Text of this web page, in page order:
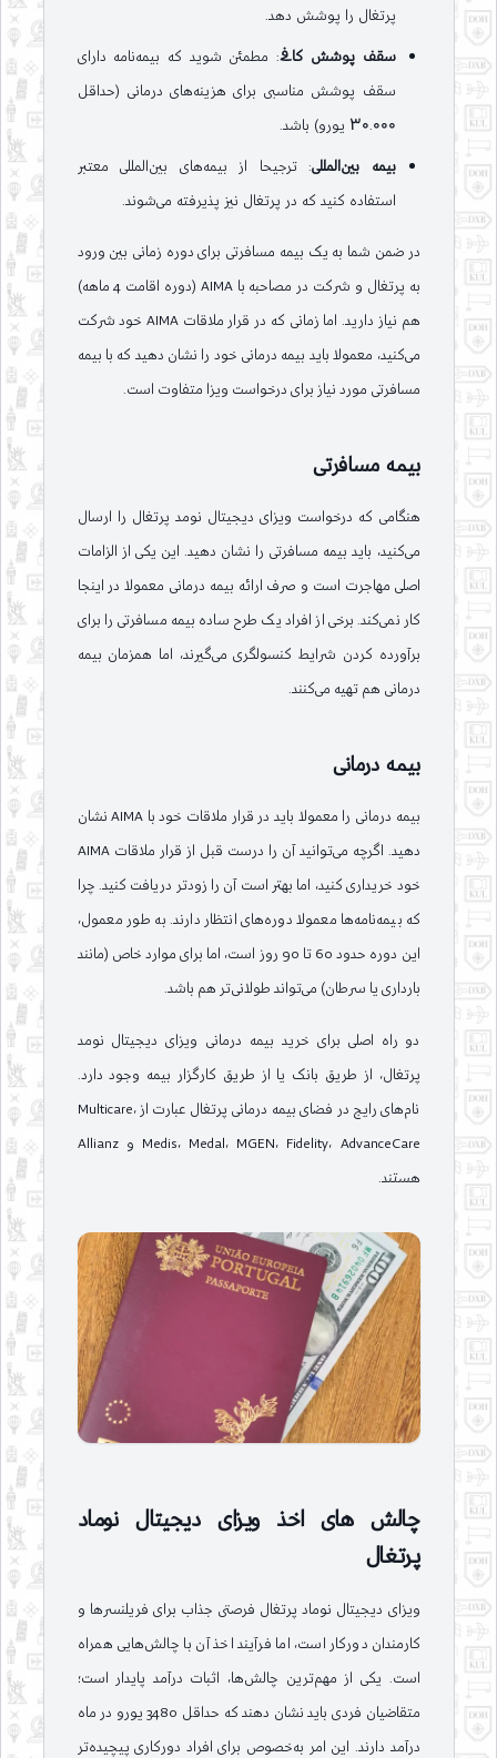
پرتغال را پوشش دهد.
سقف پوشش کافی: مطمئن شوید که بیمه‌نامه دارای
سقف پوشش مناسبی برای هزینه‌های درمانی (حداقل
30.000 یورو) باشد.
بیمه بین‌المللی: ترجیحا از بیمه‌های بین‌المللی معتبر
استفاده کنید که در پرتغال نیز پذیرفته می‌شوند.
در ضمن شما به یک بیمه مسافرتی برای دوره زمانی بین ورود
به پرتغال و شرکت در مصاحبه با AIMA (دوره اقامت 4 ماهه)
هم نیاز دارید. اما زمانی که در قرار ملاقات AIMA خود شرکت
می‌کنید، معمولا باید بیمه درمانی خود را نشان دهید که با بیمه
مسافرتی مورد نیاز برای درخواست ویزا متفاوت است.
بیمه مسافرتی
هنگامی که درخواست ویزای دیجیتال نومد پرتغال را ارسال
می‌کنید، باید بیمه مسافرتی را نشان دهید. این یکی از الزامات
اصلی مهاجرت است و صرف ارائه بیمه درمانی معمولا در اینجا
کار نمی‌کند. برخی از افراد یک طرح ساده بیمه مسافرتی را برای
برآورده کردن شرایط کنسولگری می‌گیرند، اما همزمان بیمه
درمانی هم تهیه می‌کنند.
بیمه درمانی
بیمه درمانی را معمولا باید در قرار ملاقات خود با AIMA نشان
دهید. اگرچه می‌توانید آن را درست قبل از قرار ملاقات AIMA
خود خریداری کنید، اما بهتر است آن را زودتر دریافت کنید. چرا
که بیمه‌نامه‌ها معمولا دوره‌های انتظار دارند. به طور معمول،
این دوره حدود 60 تا 90 روز است، اما برای موارد خاص (مانند
بارداری یا سرطان) می‌تواند طولانی‌تر هم باشد.
دو راه اصلی برای خرید بیمه درمانی ویزای دیجیتال نومد
پرتغال، از طریق بانک یا از طریق کارگزار بیمه وجود دارد.
نام‌های رایج در فضای بیمه درمانی پرتغال عبارت از Multicare،
Medis، Medal، MGEN، Fidelity، AdvanceCare و Allianz
هستند.
چالش های اخذ ویزای دیجیتال نوماد
پرتغال
ویزای دیجیتال نوماد پرتغال فرصتی جذاب برای فریلنسرها و
کارمندان دورکار است، اما فرآیند اخذ آن با چالش‌هایی همراه
است. یکی از مهم‌ترین چالش‌ها، اثبات درآمد پایدار است؛
متقاضیان فردی باید نشان دهند که حداقل 3480 یورو در ماه
درآمد دارند. این امر به‌خصوص برای افراد دورکاری پیچیده‌تر